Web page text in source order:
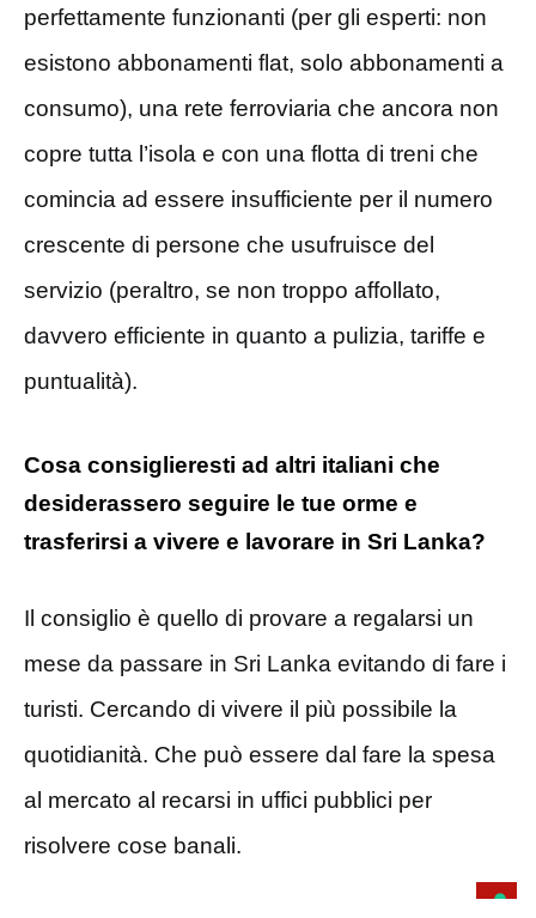
perfettamente funzionanti (per gli esperti: non
esistono abbonamenti flat, solo abbonamenti a
consumo), una rete ferroviaria che ancora non
copre tutta l’isola e con una flotta di treni che
comincia ad essere insufficiente per il numero
crescente di persone che usufruisce del
servizio (peraltro, se non troppo affollato,
davvero efficiente in quanto a pulizia, tariffe e
puntualità).
Cosa consiglieresti ad altri italiani che
desiderassero seguire le tue orme e
trasferirsi a vivere e lavorare in Sri Lanka?
Il consiglio è quello di provare a regalarsi un
mese da passare in Sri Lanka evitando di fare i
turisti. Cercando di vivere il più possibile la
quotidianità. Che può essere dal fare la spesa
al mercato al recarsi in uffici pubblici per
risolvere cose banali.